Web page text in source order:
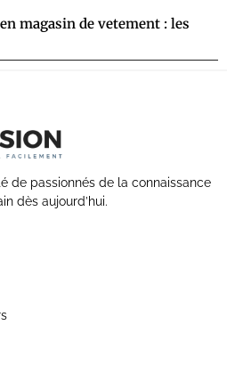
magasin de vetement : les
de passionnés de la connaissance
dès aujourd’hui.